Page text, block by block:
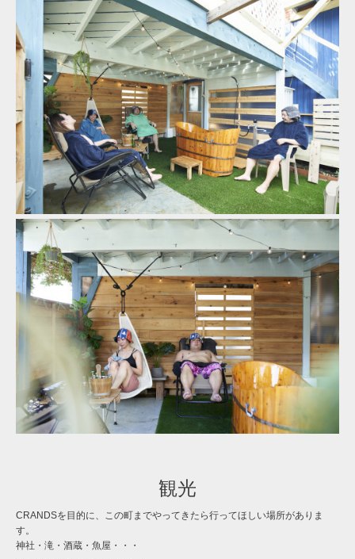
観光
CRANDSを目的に、この町までやってきたら行ってほしい場所がありま
す。
神社・滝・酒蔵・魚屋・・・